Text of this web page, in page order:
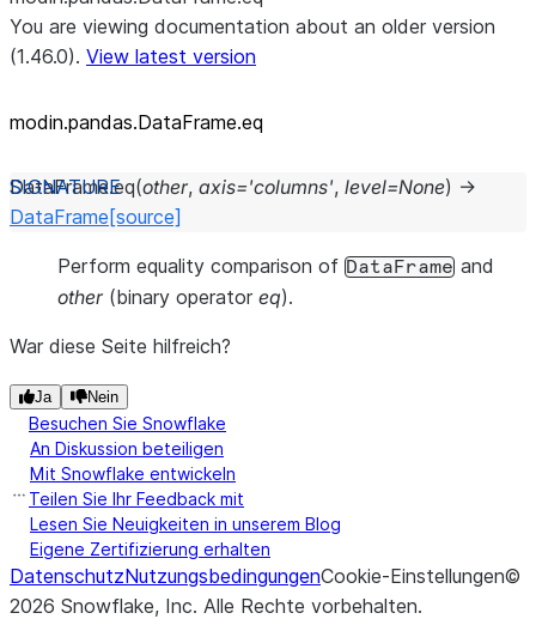
You are viewing documentation about an older version
(1.46.0). View latest version
modin.pandas.DataFrame.eq
DataFrame.eq(other, axis='columns', level=None) →
DataFrame [source]
Perform equality comparison of DataFrame and
other(binary operator eq).
War diese Seite hilfreich?
Ja Nein
Besuchen Sie Snowflake
An Diskussion beteiligen
Mit Snowflake entwickeln
Teilen Sie Ihr Feedback mit
Lesen Sie Neuigkeiten in unserem Blog
Eigene Zertifizierung erhalten
DatenschutzNutzungsbedingungenCookie-Einstellungen©
2026 Snowflake, Inc. Alle Rechte vorbehalten.